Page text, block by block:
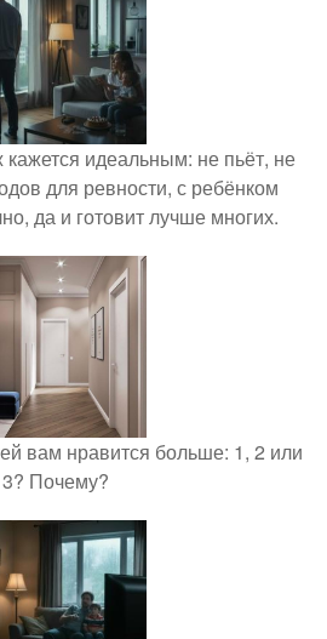
идеальным: не пьёт, не
для ревности, с ребёнком
да и готовит лучше многих.
вам нравится больше: 1, 2 или
3? Почему?